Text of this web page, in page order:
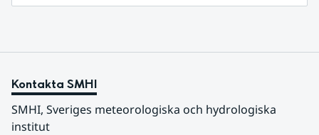
Kontakta SMHI
SMHI, Sveriges meteorologiska och hydrologiska
institut